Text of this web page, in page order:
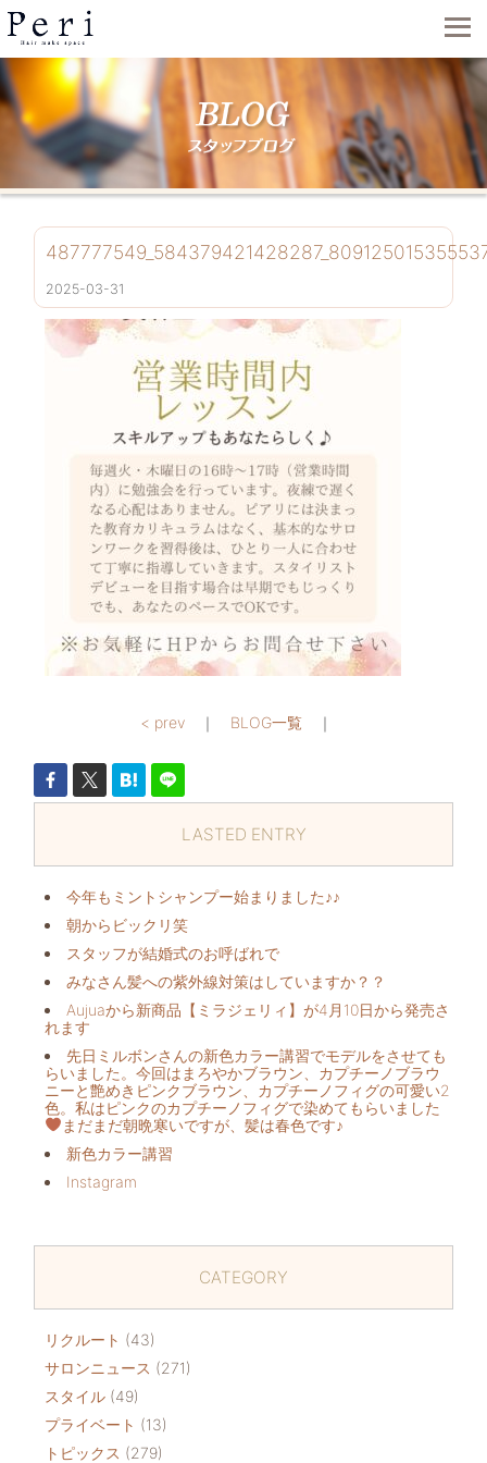
2025-03-31
< prev｜ BLOG一覧｜
LASTED ENTRY
今年もミントシャンプー始まりました♪♪
朝からビックリ️笑
スタッフが結婚式のお呼ばれで
みなさん髪への紫外線対策はしていますか？？
Aujuaから新商品【ミラジェリィ】が4月10日から発売さ
れます
先日ミルボンさんの新色カラー講習でモデルをさせても
らいました。今回はまろやかブラウン、カプチーノブラウ
ニーと艶めきピンクブラウン、カプチーノフィグの可愛い2
色。私はピンクのカプチーノフィグで染めてもらいました
まだまだ朝晩寒いですが、髪は春色です♪
新色カラー講習
Instagram
CATEGORY
リクルート (43)
サロンニュース (271)
スタイル (49)
プライベート (13)
トピックス (279)